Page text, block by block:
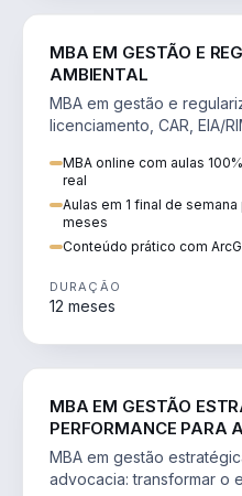
MBA EM GESTÃO E
AMBIENTAL
MBA em gestão e
licenciamento, CAR, EIA/
MBA online com aulas
real
Aulas em 1 final de
meses
Conteúdo prático com
DURAÇÃO
12 meses
MBA EM GESTÃO
PERFORMANCE PARA
MBA em gestão
advocacia: transformar o